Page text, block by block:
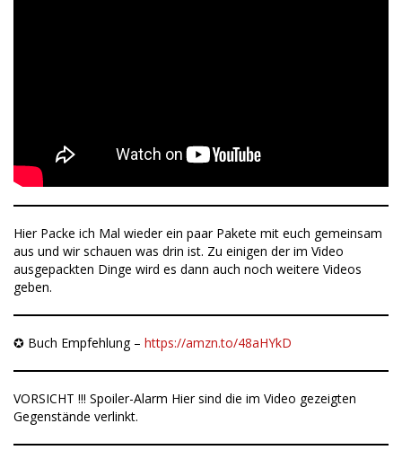
Hier Packe ich Mal wieder ein paar Pakete mit euch gemeinsam
aus und wir schauen was drin ist. Zu einigen der im Video
ausgepackten Dinge wird es dann auch noch weitere Videos
geben.
✪ Buch Empfehlung – https://amzn.to/48aHYkD
VORSICHT !!! Spoiler-Alarm Hier sind die im Video gezeigten
Gegenstände verlinkt.